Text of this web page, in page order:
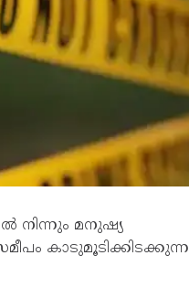
നിന്നും മനുഷ്യ
കാടുമൂടിക്കിടക്കുന്ന